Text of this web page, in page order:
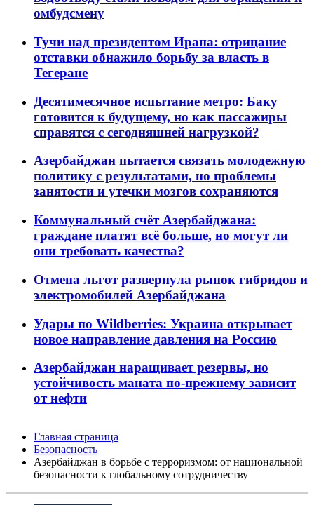
омбудсмену
Тучи над президентом Ирана: отрицание
отставки обнажило борьбу за власть в
Тегеране
Десятимесячное испытание метро: Баку
готовится к будущему, но как пассажиры
справятся с сегодняшней нагрузкой?
Азербайджан пытается связать молодежную
политику с результатами, но проблемы
занятости и утечки мозгов сохраняются
Коммунальный счёт Азербайджана:
граждане платят всё больше, но могут ли
они требовать качества?
Отмена льгот развернула рынок гибридов и
электромобилей Азербайджана
Удары по Wildberries: Украина открывает
новое направление давления на Россию
Азербайджан наращивает резервы, но
устойчивость маната по-прежнему зависит
от нефти
Главная страница
Безопасность
Азербайджан в борьбе с терроризмом: от национальной
безопасности к глобальному сотрудничеству